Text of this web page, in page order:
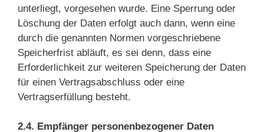
unterliegt, vorgesehen wurde. Eine Sperrung oder
Löschung der Daten erfolgt auch dann, wenn eine
durch die genannten Normen vorgeschriebene
Speicherfrist abläuft, es sei denn, dass eine
Erforderlichkeit zur weiteren Speicherung der Daten
für einen Vertragsabschluss oder eine
Vertragserfüllung besteht.
2.4. Empfänger personenbezogener Daten